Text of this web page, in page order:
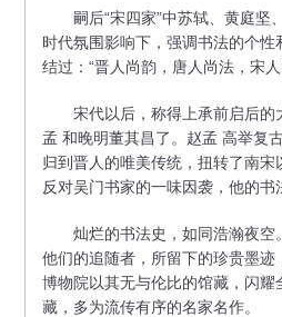
嗣后“宋四家”中苏轼、黄庭坚
时代氛围影响下，强调书法的个性
结过：“晋人尚韵，唐人尚法，宋
宋代以后，称得上承前启后的
孟 和晚明董其昌了。赵孟 高举复
归到晋人的唯美传统，扭转了南宋
反对吴门书家的一味因袭，他的书
灿烂的书法史，如同浩瀚夜空
他们的追随者，所留下的珍贵墨迹
博物院以其无与伦比的馆藏，闪耀
藏，多为流传有序的名家名作。